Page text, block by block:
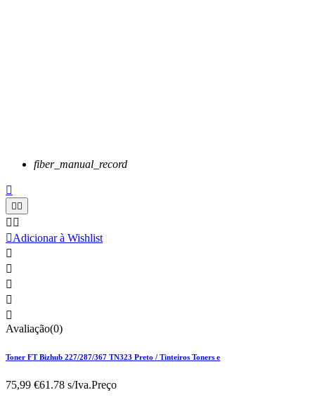
fiber_manual_record

 
 
Adicionar à Wishlist





Avaliação(0)
Toner FT Bizhub 227/287/367 TN323 Preto / Tinteiros Toners e
75,99 €61.78 s/Iva.Preço